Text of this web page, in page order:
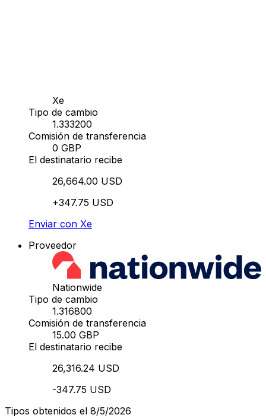
Xe
Tipo de cambio
1.333200
Comisión de transferencia
0 GBP
El destinatario recibe
26,664.00 USD
+347.75 USD
Enviar con Xe
Proveedor
Nationwide
Tipo de cambio
1.316800
Comisión de transferencia
15.00 GBP
El destinatario recibe
26,316.24 USD
-347.75 USD
Tipos obtenidos el 8/5/2026